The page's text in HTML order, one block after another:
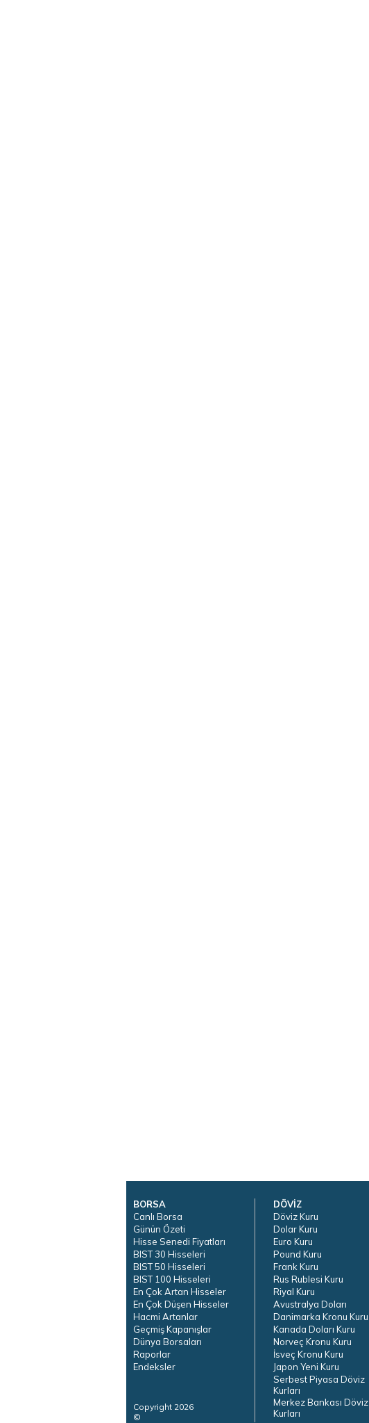
BORSA
Canlı Borsa
Günün Özeti
Hisse Senedi Fiyatları
BIST 30 Hisseleri
BIST 50 Hisseleri
BIST 100 Hisseleri
En Çok Artan Hisseler
En Çok Düşen Hisseler
Hacmi Artanlar
Geçmiş Kapanışlar
Dünya Borsaları
Raporlar
Endeksler
Copyright 2026
©
DÖVİZ
Döviz Kuru
Dolar Kuru
Euro Kuru
Pound Kuru
Frank Kuru
Rus Rublesi Kuru
Riyal Kuru
Avustralya Doları
Danimarka Kronu Kuru
Kanada Doları Kuru
Norveç Kronu Kuru
İsveç Kronu Kuru
Japon Yeni Kuru
Serbest Piyasa Döviz
Kurları
Merkez Bankası Döviz
Kurları